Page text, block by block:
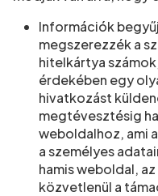
Információk
megszerezzék a
hitelkártya
érdekében egy
hivatkozást
megtévesztésig
weboldalhoz, ami
a személyes
hamis weboldal,
közvetlenül a